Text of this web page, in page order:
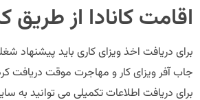
اقامت کانادا از طریق
برای دریافت اخذ ویزای کاری باید پیشنهاد
جاب آفر ویزای کار و مهاجرت موقت دریافت